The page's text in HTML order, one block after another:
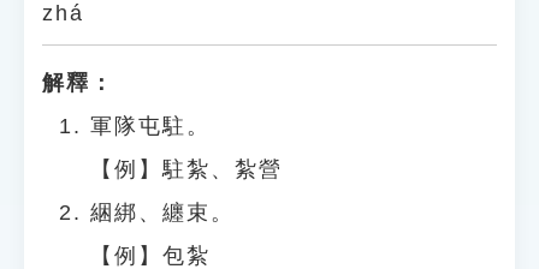
zhá
解釋：
軍隊屯駐。
【例】駐紮、紮營
綑綁、纏束。
【例】包紮